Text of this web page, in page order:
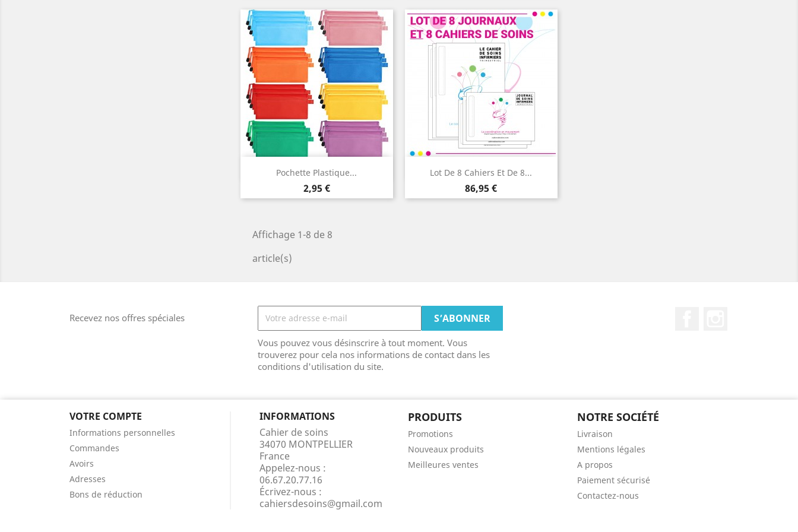
Pochette Plastique...
Prix
2,95 €
Aperçu rapide Lot De 8 Cahiers Et De 8...
Prix
86,95 €
 Aperçu rapide
Affichage 1-8 de 8
article(s)
Recevez nos offres spéciales
Vous pouvez vous désinscrire à tout moment. Vous
trouverez pour cela nos informations de contact dans les
conditions d'utilisation du site.
VOTRE COMPTE
Informations personnelles
Commandes
Avoirs
Adresses
Bons de réduction
INFORMATIONS
Cahier de soins
34070 MONTPELLIER
France
Appelez-nous :
06.67.20.77.16
Écrivez-nous :
cahiersdesoins@gmail.com
PRODUITS
Promotions
Nouveaux produits
Meilleures ventes
NOTRE SOCIÉTÉ
Livraison
Mentions légales
A propos
Paiement sécurisé
Contactez-nous